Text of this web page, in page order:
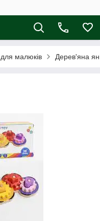
малюків Дерев'яна